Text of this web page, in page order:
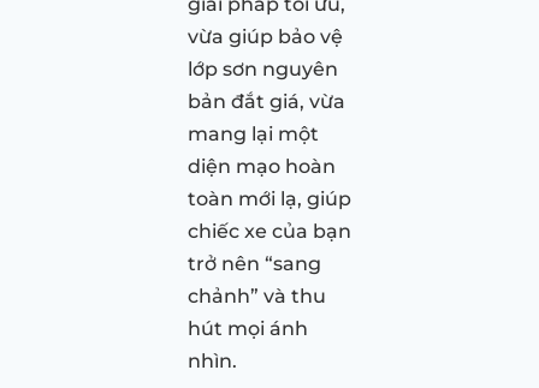
vừa giúp bảo vệ
lớp sơn nguyên
bản đắt giá, vừa
mang lại một
diện mạo hoàn
toàn mới lạ, giúp
chiếc xe của bạn
trở nên “sang
chảnh” và thu
hút mọi ánh
nhìn.